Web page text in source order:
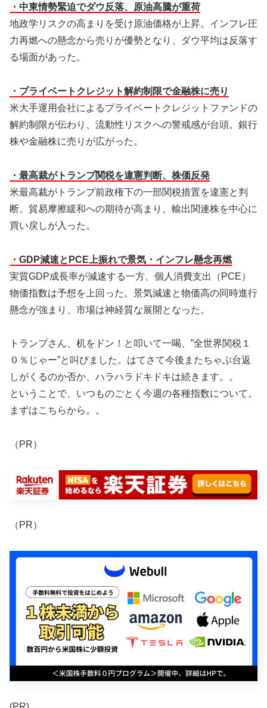
・中東情勢緊迫でダウ反落、原油高騰が重荷
地政学リスクの高まりを受け原油価格が上昇。インフレ圧
力再燃への懸念から売りが優勢となり、ダウ平均は反落す
る場面があった。
・プライベートクレジット解約制限で金融株に売り
米大手運用会社によるプライベートクレジットファンドの
解約制限が伝わり、流動性リスクへの警戒感が台頭。銀行
株や金融株に売りが広がった。
・最高裁がトランプ関税を違憲判断、株価反発
米最高裁がトランプ前政権下の一部関税措置を違憲と判
断。貿易摩擦緩和への期待が高まり、輸出関連株を中心に
買い戻しが入った。
・GDP減速とPCE上振れで景気・インフレ懸念再燃
実質GDP成長率が減速する一方、個人消費支出（PCE）
物価指数は予想を上回った。景気減速と物価高の同時進行
懸念が強まり、市場は神経質な展開となった。
トランプさん、机をドン！と叩いて一喝、”全世界関税１
０％じゃー”と叫びました。はてさて今後またちゃぶ台返
しがくるのか否か、ハラハラドキドキは続きます。。
ということで、いつものごとく今週の各種指数について。
まずはこちらから。。
（PR）
（PR）